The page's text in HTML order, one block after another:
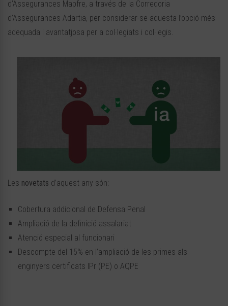
d’Assegurances Mapfre, a través de la Corredoria
d’Assegurances Adartia, per considerar-se aquesta l’opció més
adequada i avantatjosa per a col·legiats i col·legis.
Les novetats d’aquest any són:
Cobertura addicional de Defensa Penal
Ampliació de la definició assalariat
Atenció especial al funcionari
Descompte del 15% en l’ampliació de les primes als
enginyers certificats IPr (PE) o AQPE